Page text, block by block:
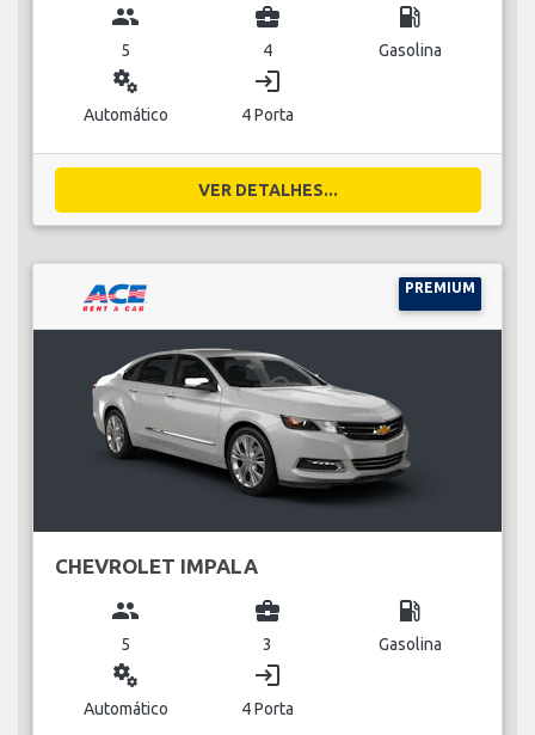
group
5
business_center
4
local_gas_station
Gasolina
miscellaneous_services
Automático
login
4 Porta
VER DETALHES...
PREMIUM
CHEVROLET IMPALA
group
5
business_center
3
local_gas_station
Gasolina
miscellaneous_services
Automático
login
4 Porta